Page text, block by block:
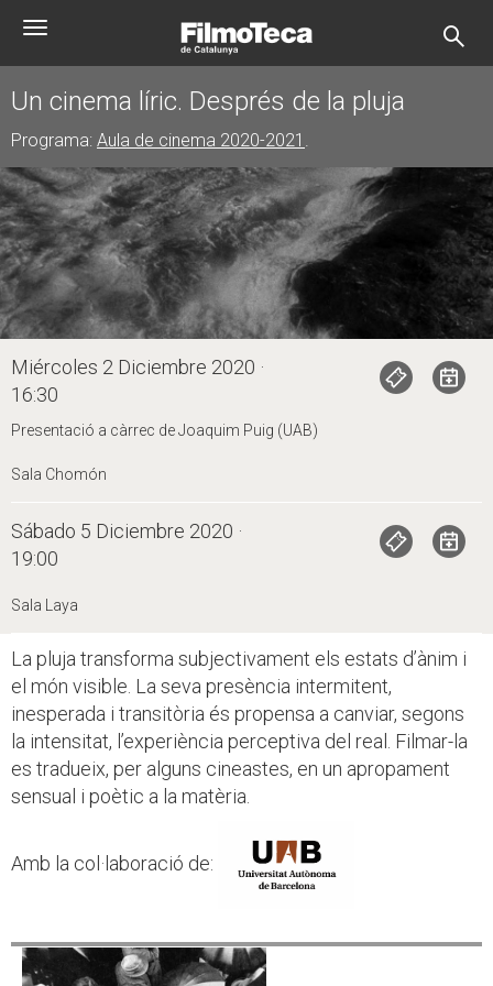
Toggle
Un cinema líric. Després de la pluja
Programa: Aula de cinema 2020-2021 .
Miércoles 2 Diciembre 2020 ·
16:30
Presentació a càrrec de Joaquim Puig (UAB)
Sala Chomón
Sábado 5 Diciembre 2020 ·
19:00
Sala Laya
La pluja transforma subjectivament els estats d’ànim i
el món visible. La seva presència intermitent,
inesperada i transitòria és propensa a canviar, segons
la intensitat, l’experiència perceptiva del real. Filmar-la
es tradueix, per alguns cineastes, en un apropament
sensual i poètic a la matèria.
Amb la col·laboració de: